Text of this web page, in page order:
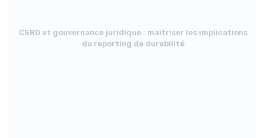
CSRD et gouvernance juridique : maîtriser les implications
du reporting de durabilité